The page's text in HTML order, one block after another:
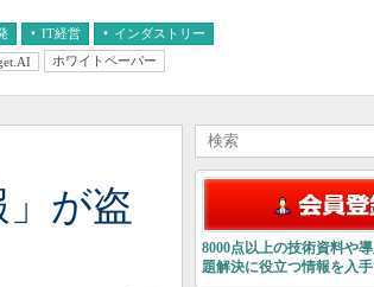
IT経営 インダストリー
ホワイトペーパー
が盗
8000点以上の技術資料や
題解決に役立つ情報を入手